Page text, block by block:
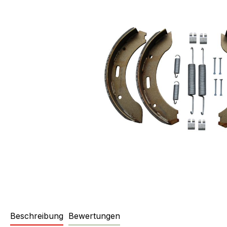
Beschreibung Bewertungen